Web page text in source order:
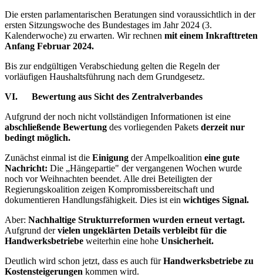
Die ersten parlamentarischen Beratungen sind voraussichtlich in der
ersten Sitzungswoche des Bundestages im Jahr 2024 (3.
Kalenderwoche) zu erwarten. Wir rechnen mit einem Inkrafttreten
Anfang Februar 2024.
Bis zur endgültigen Verabschiedung gelten die Regeln der
vorläufigen Haushaltsführung nach dem Grundgesetz.
VI. Bewertung aus Sicht des Zentralverbandes
Aufgrund der noch nicht vollständigen Informationen ist eine
abschließende Bewertung des vorliegenden Pakets derzeit nur
bedingt möglich.
Zunächst einmal ist die Einigung der Ampelkoalition eine gute
Nachricht: Die „Hängepartie" der vergangenen Wochen wurde
noch vor Weihnachten beendet. Alle drei Beteiligten der
Regierungskoalition zeigen Kompromissbereitschaft und
dokumentieren Handlungsfähigkeit. Dies ist ein wichtiges Signal.
Aber: Nachhaltige Strukturreformen wurden erneut vertagt.
Aufgrund dervielen ungeklärten Details verbleibt für die
Handwerksbetriebe weiterhin eine hohe Unsicherheit.
Deutlich wird schon jetzt, dass es auch fürHandwerksbetriebe zu
Kostensteigerungen kommen wird.